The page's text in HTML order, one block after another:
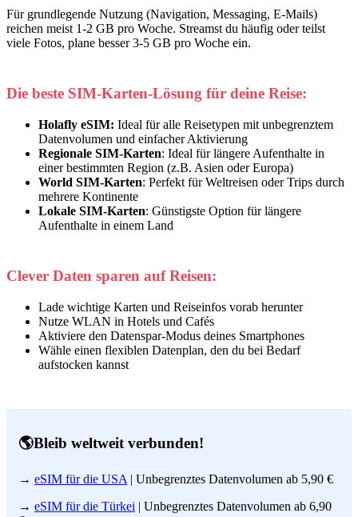
Für grundlegende Nutzung (Navigation, Messaging, E-Mails)
reichen meist 1-2 GB pro Woche. Streamst du häufig oder teilst
viele Fotos, plane besser 3-5 GB pro Woche ein.
Die beste SIM-Karten-Lösung für deine Reise:
Holafly eSIM: Ideal für alle Reisetypen mit unbegrenztem
Datenvolumen und einfacher Aktivierung
Regionale SIM-Karten: Ideal für längere Aufenthalte in
einer bestimmten Region (z.B. Asien oder Europa)
World SIM-Karten: Perfekt für Weltreisen oder Trips durch
mehrere Kontinente
Lokale SIM-Karten: Günstigste Option für längere
Aufenthalte in einem Land
Clever Daten sparen auf Reisen:
Lade wichtige Karten und Reiseinfos vorab herunter
Nutze WLAN in Hotels und Cafés
Aktiviere den Datenspar-Modus deines Smartphones
Wähle einen flexiblen Datenplan, den du bei Bedarf
aufstocken kannst
🌎Bleib weltweit verbunden!
→ eSIM für die USA | Unbegrenztes Datenvolumen ab 5,90 €
→ eSIM für die Türkei | Unbegrenztes Datenvolumen ab 6,90